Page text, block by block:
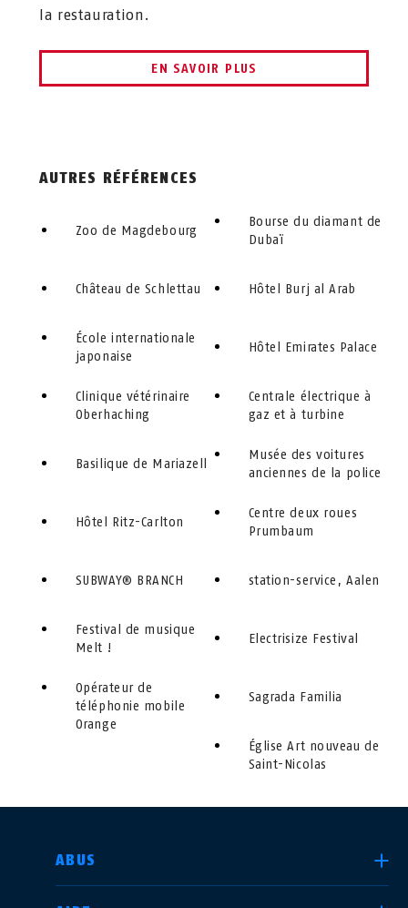
la restauration.
EN SAVOIR PLUS
AUTRES RÉFÉRENCES
Zoo de Magdebourg
Château de Schlettau
École in­ter­na­tio­nale
japonaise
Clinique vétérinaire
Oberhaching
Basilique de Mariazell
Hôtel Ritz-Carlton
SUBWAY® BRANCH
Festival de musique
Melt !
Opérateur de
téléphonie mobile
Orange
Bourse du diamant de
Dubaï
Hôtel Burj al Arab
Hôtel Emirates Palace
Centrale électrique à
gaz et à turbine
Musée des voitures
anciennes de la police
Centre deux roues
Prumbaum
station-service, Aalen
Electrisize Festival
Sagrada Familia
Église Art nouveau de
Saint-Nicolas
ABUS
CHOISIR UN PAYS